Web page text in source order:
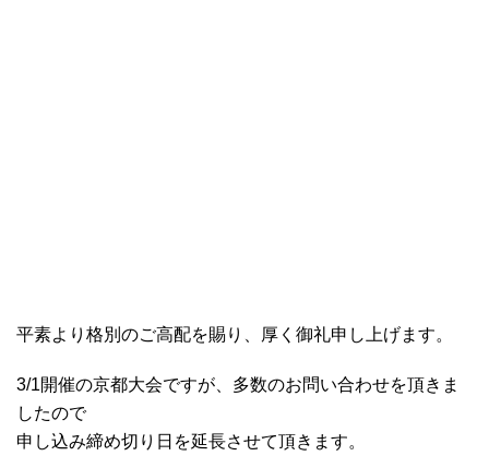
平素より格別のご高配を賜り、厚く御礼申し上げます。
3/1開催の京都大会ですが、多数のお問い合わせを頂きま
したので
申し込み締め切り日を延長させて頂きます。